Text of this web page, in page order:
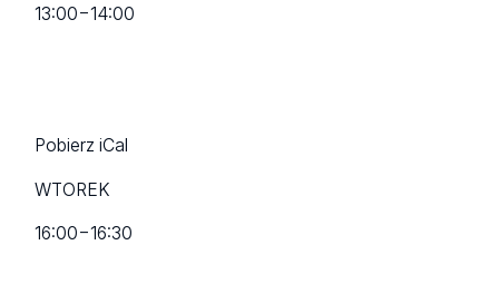
13:00−14:00
Pobierz iCal
WTOREK
16:00−16:30